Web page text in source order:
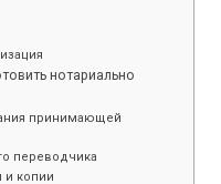
нотариально
принимающей
переводчика
и копии